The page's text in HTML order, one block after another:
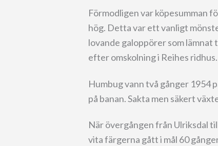
Förmodligen var köpesumman
hög. Detta var ett vanligt
lovande galoppörer som
efter omskolning i Reihes ridhus.
Humbug vann två gånger 1954
på banan. Sakta men säkert
När övergången från Ulriksdal
vita färgerna gått i mål 60